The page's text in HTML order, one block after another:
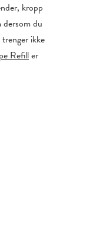
kropp
du
ikke
Refiller